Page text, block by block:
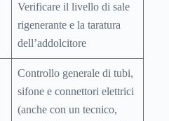
Verificare il livello di sale
rigenerante e la taratura
dell’addolcitore
Controllo generale di tubi,
sifone e connettori elettrici
(anche con un tecnico,